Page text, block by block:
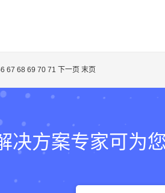
67 68 69 70 71 下一页 末页
决方案专家可为